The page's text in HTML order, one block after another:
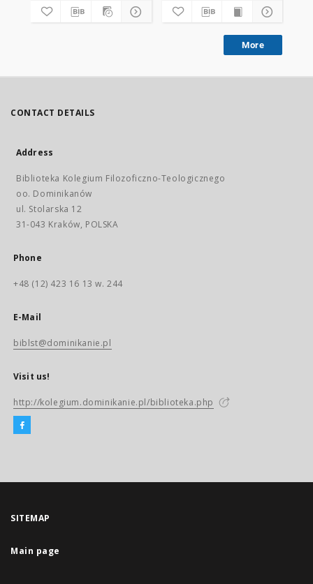
More
CONTACT DETAILS
Address
Biblioteka Kolegium Filozoficzno-Teologicznego
oo. Dominikanów
ul. Stolarska 12
31-043 Kraków, POLSKA
Phone
+48 (12) 423 16 13 w. 244
E-Mail
biblst@dominikanie.pl
Visit us!
http://kolegium.dominikanie.pl/biblioteka.php
SITEMAP
Main page